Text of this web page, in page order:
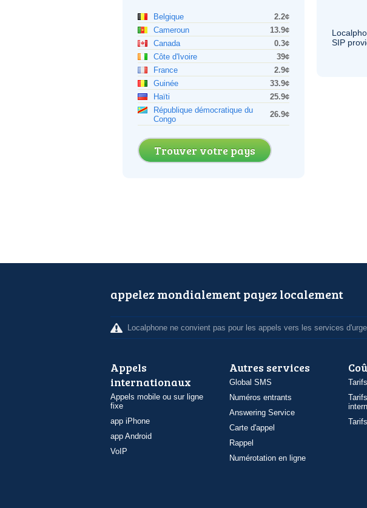
Belgique
2.2¢
Cameroun
13.9¢
Canada
0.3¢
Côte d'Ivoire
39¢
France
2.9¢
Guinée
33.9¢
Haïti
25.9¢
République démocratique du
Congo
26.9¢
Trouver votre pays
SIP
appelez mondialement payez localement
Localphone ne convient pas pour les appels vers les services
Appels
internationaux
Appels mobile ou sur ligne
fixe
app iPhone
app Android
VoIP
Autres services
Global SMS
Numéros entrants
Answering Service
Carte d'appel
Rappel
Numérotation en ligne